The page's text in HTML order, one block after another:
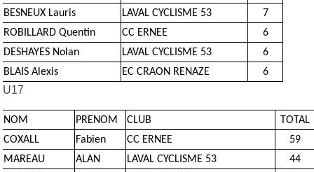
BESNEUX Lauris
LAVAL CYCLISME 53
7
ROBILLARD Quentin
CC ERNEE
6
DESHAYES Nolan
LAVAL CYCLISME 53
6
BLAIS Alexis
EC CRAON RENAZE 6
U17
NOM PRENOM CLUB
TOTAL
COXALL
Fabien CC ERNEE
59
MAREAU
ALAN LAVAL CYCLISME 53
44